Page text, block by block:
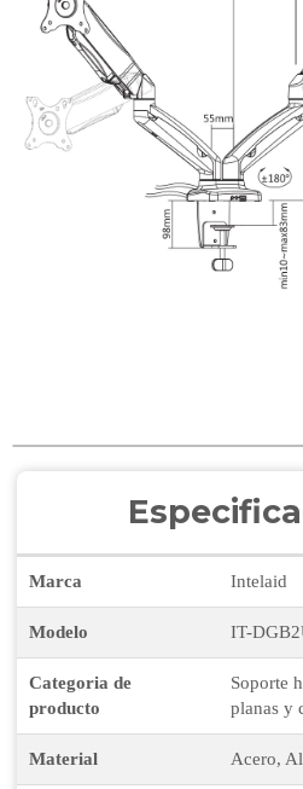
Marca Intelaid
Modelo IT-
Categoria de
producto
Soporte
planas y
Material Acero,